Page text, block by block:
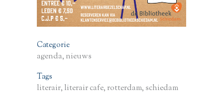
Categorie
agenda, nieuws
Tags
literair, literair cafe, rotterdam, schiedam